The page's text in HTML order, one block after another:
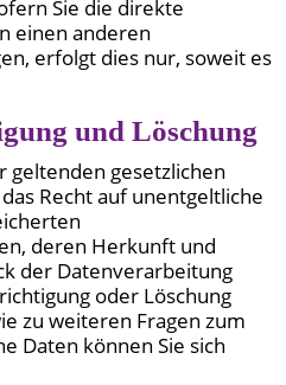
Sie die direkte
einen anderen
erfolgt dies nur, soweit es
und Löschung
geltenden gesetzlichen
Recht auf unentgeltliche
deren Herkunft und
der Datenverarbeitung
oder Löschung
zu weiteren Fragen zum
Daten können Sie sich